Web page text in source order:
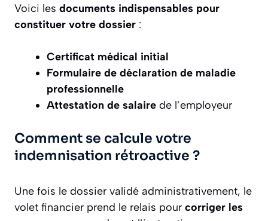
Voici les documents indispensables pour
constituer votre dossier :
Certificat médical initial
Formulaire de déclaration de maladie
professionnelle
Attestation de salaire de l’employeur
Comment se calcule votre
indemnisation rétroactive ?
Une fois le dossier validé administrativement, le
volet financier prend le relais pour corriger les